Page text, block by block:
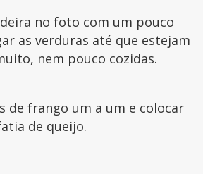
no foto com um pouco
as verduras até que estejam
nem pouco cozidas.
de frango um a um e colocar
de queijo.